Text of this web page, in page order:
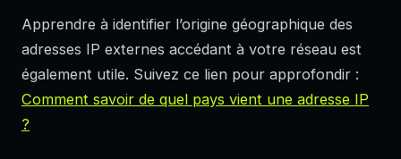
Apprendre à identifier l’origine géographique des
adresses IP externes accédant à votre réseau est
également utile. Suivez ce lien pour approfondir :
Comment savoir de quel pays vient une adresse IP
?